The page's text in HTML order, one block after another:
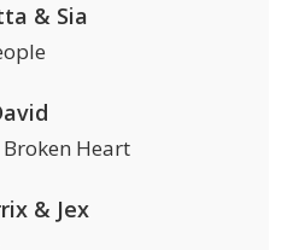
& Sia
Heart
& Jex